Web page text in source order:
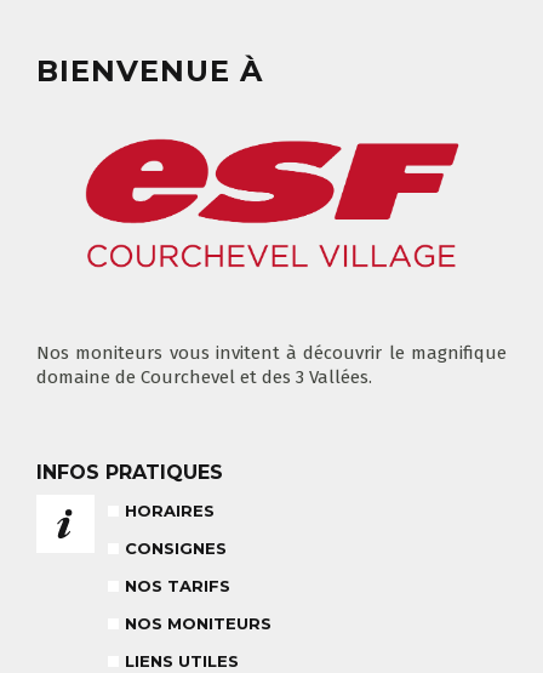
POUR CET HIVER
CONSEILS AUX PARENTS
TOUS LES JOURS
RÉSULTAT DES TESTS
BABY CLUB
18 MOIS À 3 ANS
COURS DE SKI ENFANTS & TEAM
BIENVENUE À
Nos moniteurs vous invitent à découvrir le magnifique
domaine de Courchevel et des 3 Vallées.
INFOS PRATIQUES
HORAIRES
CONSIGNES
NOS TARIFS
NOS MONITEURS
LIENS UTILES